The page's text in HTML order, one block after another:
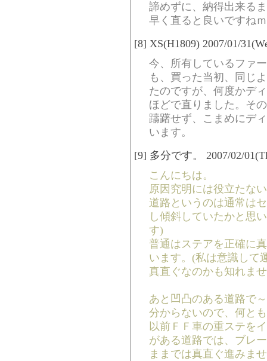
諦めずに、納得出来る
早く直ると良いですね
[8] XS(H1809) 2007/01/
今、所有しているファ
も、買った当初、同じ
たのですが、何度かデ
ほどで直りました。そ
躊躇せず、こまめにデ
います。
[9] 多分です。 2007/02/
こんにちは。
原因究明には役立たな
道路というのは通常は
し傾斜していたかと思
す)
普通はステアを正確に
います。(私は意識して
真直ぐなのかも知れま
あと凹凸のある道路で
分からないので、何と
以前ＦＦ車の重ステを
がある道路では、ブレ
ままでは真直ぐ進みま